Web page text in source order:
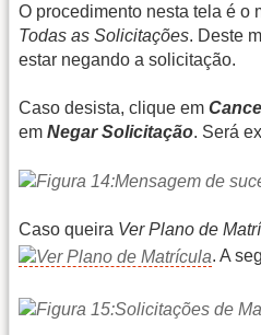
O procedimento nesta tela é o
Todas as Solicitações. Deste
estar negando a solicitação.
Caso desista, clique em
em Negar Solicitação. Será
Caso queira Ver Plano de
. A